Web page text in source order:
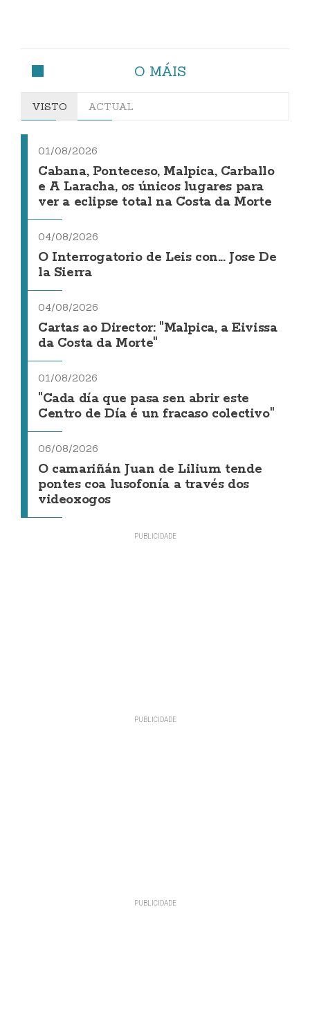
O MÁIS
VISTO ACTUAL
01/08/2026
Cabana, Ponteceso, Malpica, Carballo
e A Laracha, os únicos lugares para
ver a eclipse total na Costa da Morte
04/08/2026
O Interrogatorio de Leis con... Jose De
la Sierra
04/08/2026
Cartas ao Director: "Malpica, a Eivissa
da Costa da Morte"
01/08/2026
"Cada día que pasa sen abrir este
Centro de Día é un fracaso colectivo"
06/08/2026
O camariñán Juan de Lilium tende
pontes coa lusofonía a través dos
videoxogos